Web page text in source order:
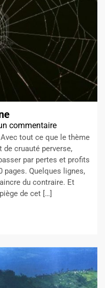
commentaire
tout ce que le thème
de cruauté perverse,
par pertes et profits
pages. Quelques lignes,
du contraire. Et
de cet […]